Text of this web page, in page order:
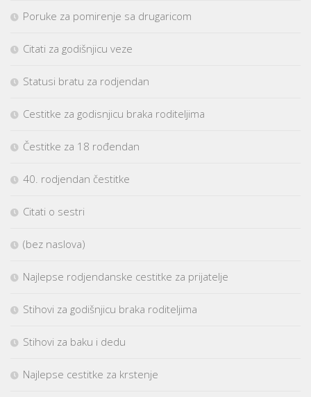
Poruke za pomirenje sa drugaricom
Citati za godišnjicu veze
Statusi bratu za rodjendan
Cestitke za godisnjicu braka roditeljima
Čestitke za 18 rođendan
40. rodjendan čestitke
Citati o sestri
(bez naslova)
Najlepse rodjendanske cestitke za prijatelje
Stihovi za godišnjicu braka roditeljima
Stihovi za baku i dedu
Najlepse cestitke za krstenje